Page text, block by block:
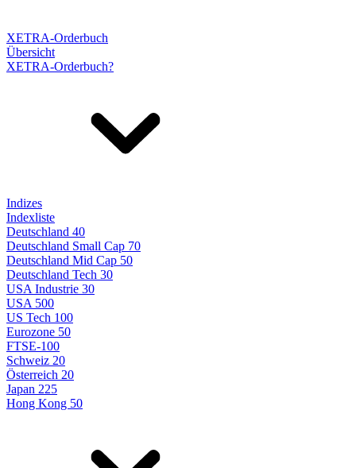
XETRA-Orderbuch
Übersicht
XETRA-Orderbuch?
Indizes
Indexliste
Deutschland 40
Deutschland Small Cap 70
Deutschland Mid Cap 50
Deutschland Tech 30
USA Industrie 30
USA 500
US Tech 100
Eurozone 50
FTSE-100
Schweiz 20
Österreich 20
Japan 225
Hong Kong 50